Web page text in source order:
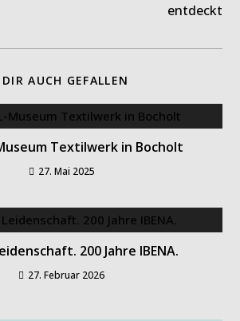
entdeckt
AUCH GEFALLEN
Textilwerk in Bocholt
27. Mai 2025
200 Jahre IBENA.
27. Februar 2026